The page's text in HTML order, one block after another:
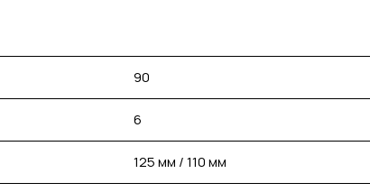
90
6
125 мм / 110 мм